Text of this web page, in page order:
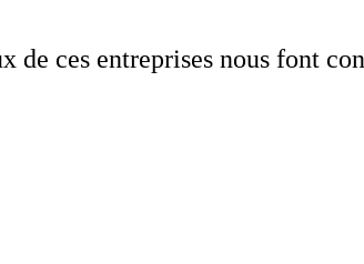
de ces entreprises nous font